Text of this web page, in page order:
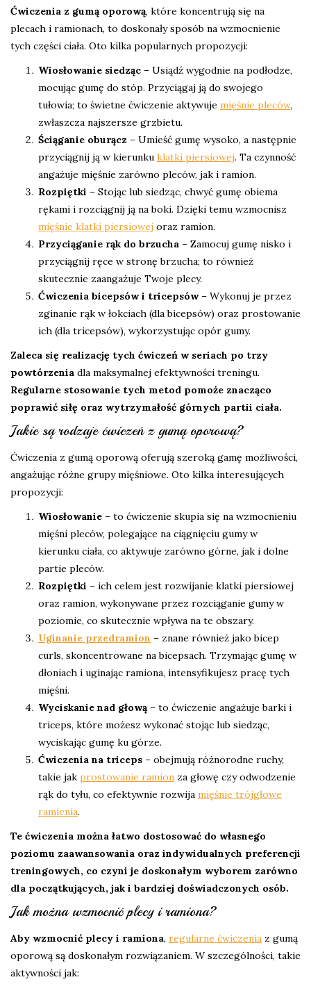
Ćwiczenia z gumą oporową, które koncentrują się na
plecach i ramionach, to doskonały sposób na wzmocnienie
tych części ciała. Oto kilka popularnych propozycji:
Wiosłowanie siedząc – Usiądź wygodnie na podłodze,
mocując gumę do stóp. Przyciągaj ją do swojego
tułowia; to świetne ćwiczenie aktywuje mięśnie pleców,
zwłaszcza najszersze grzbietu.
Ściąganie oburącz – Umieść gumę wysoko, a następnie
przyciągnij ją w kierunku klatki piersiowej. Ta czynność
angażuje mięśnie zarówno pleców, jak i ramion.
Rozpiętki – Stojąc lub siedząc, chwyć gumę obiema
rękami i rozciągnij ją na boki. Dzięki temu wzmocnisz
mięśnie klatki piersiowej oraz ramion.
Przyciąganie rąk do brzucha – Zamocuj gumę nisko i
przyciągnij ręce w stronę brzucha; to również
skutecznie zaangażuje Twoje plecy.
Ćwiczenia bicepsów i tricepsów– Wykonuj je przez
zginanie rąk w łokciach (dla bicepsów) oraz prostowanie
ich (dla tricepsów), wykorzystując opór gumy.
Zaleca się realizację tych ćwiczeń w seriach po trzy
powtórzenia dla maksymalnej efektywności treningu.
Regularne stosowanie tych metod pomoże znacząco
poprawić siłę oraz wytrzymałość górnych partii ciała.
Jakie są rodzaje ćwiczeń z gumą oporową?
Ćwiczenia z gumą oporową oferują szeroką gamę możliwości,
angażując różne grupy mięśniowe. Oto kilka interesujących
propozycji:
Wiosłowanie – to ćwiczenie skupia się na wzmocnieniu
mięśni pleców, polegające na ciągnięciu gumy w
kierunku ciała, co aktywuje zarówno górne, jak i dolne
partie pleców.
Rozpiętki – ich celem jest rozwijanie klatki piersiowej
oraz ramion, wykonywane przez rozciąganie gumy w
poziomie, co skutecznie wpływa na te obszary.
Uginanie przedramion – znane również jako bicep
curls, skoncentrowane na bicepsach. Trzymając gumę w
dłoniach i uginając ramiona, intensyfikujesz pracę tych
mięśni.
Wyciskanie nad głową– to ćwiczenie angażuje barki i
triceps, które możesz wykonać stojąc lub siedząc,
wyciskając gumę ku górze.
Ćwiczenia na triceps – obejmują różnorodne ruchy,
takie jak prostowanie ramion za głowę czy odwodzenie
rąk do tyłu, co efektywnie rozwija mięśnie trójgłowe
ramienia.
Te ćwiczenia można łatwo dostosować do własnego
poziomu zaawansowania oraz indywidualnych preferencji
treningowych, co czyni je doskonałym wyborem zarówno
dla początkujących, jak i bardziej doświadczonych osób.
Jak można wzmocnić plecy i ramiona?
Aby wzmocnić plecy i ramiona, regularne ćwiczenia z gumą
oporową są doskonałym rozwiązaniem. W szczególności, takie
aktywności jak: